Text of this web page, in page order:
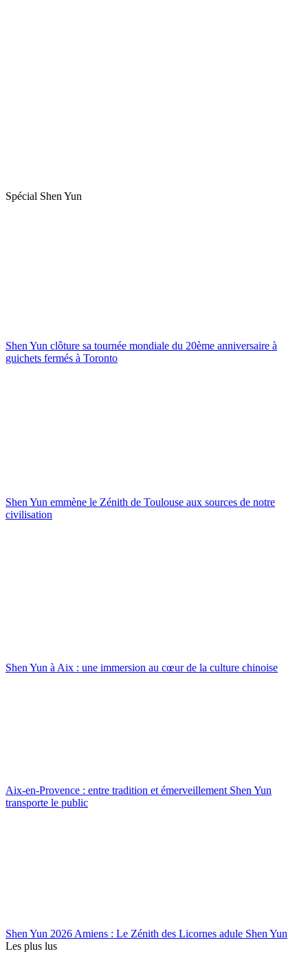
Spécial Shen Yun
Shen Yun clôture sa tournée mondiale du 20ème anniversaire à
guichets fermés à Toronto
Shen Yun emmène le Zénith de Toulouse aux sources de notre
civilisation
Shen Yun à Aix : une immersion au cœur de la culture chinoise
Aix-en-Provence : entre tradition et émerveillement Shen Yun
transporte le public
Shen Yun 2026 Amiens : Le Zénith des Licornes adule Shen Yun
Les plus lus